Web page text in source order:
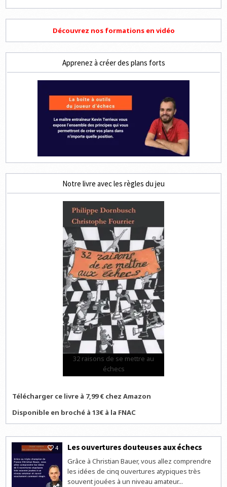
Découvrez nos formations en vidéo
Apprenez à créer des plans forts
Notre livre avec les règles du jeu
32 raisons de se mettre au
échecs
Télécharger ce livre à 7,99 € chez Amazon
Disponible en broché à 13€ à la FNAC
4 Les ouvertures douteuses aux échecs
Grâce à Christian Bauer, vous allez comprendre
les idées de cinq ouvertures atypiques très
souvent jouées à un niveau amateur...